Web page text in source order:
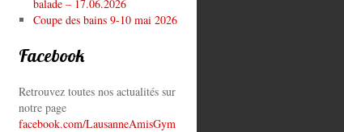
balade – 17.06.2026
Coupe des bains 9-10 mai 2026
Facebook
Retrouvez toutes nos actualités sur
notre page
facebook.com/LausanneAmisGym